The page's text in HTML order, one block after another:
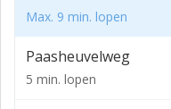
Max. 9 min. lopen
Paasheuvelweg
5 min. lopen